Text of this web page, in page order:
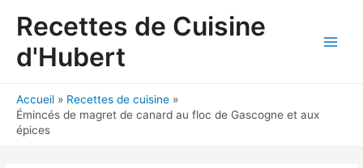
Recettes de Cuisine
d'Hubert
Accueil
Recettes de cuisine
Émincés de magret de canard au floc de Gascogne et aux
épices